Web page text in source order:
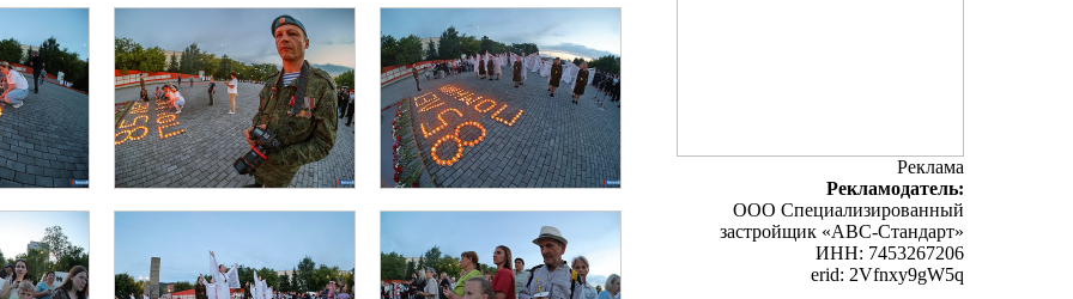
Реклама
Рекламодатель:
ООО Специализированный
застройщик «АВС-Стандарт»
ИНН: 7453267206
erid: 2Vfnxy9gW5q